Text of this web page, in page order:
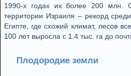
1990-х годах их более 200 млн.
территории Израиля – рекорд
Египте, где схожий климат, лесов
100 лет выросла с 1.4 тыс. га до
Плодородие земли